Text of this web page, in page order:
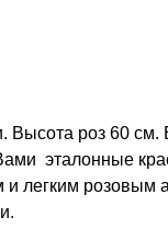
роз 60 см.
эталонные
легким